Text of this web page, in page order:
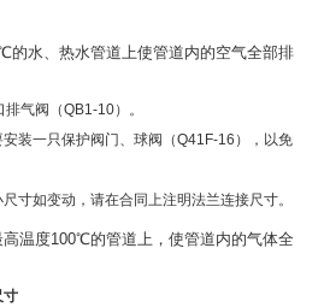
的水、热水管道上使管道内的空气全部排
气阀（QB1-10）。
安装一只保护阀门、球阀（Q41F-16），以免
寸如变动，请在合同上注明法兰连接尺寸。
温度100℃的管道上，使管道内的气体全
寸